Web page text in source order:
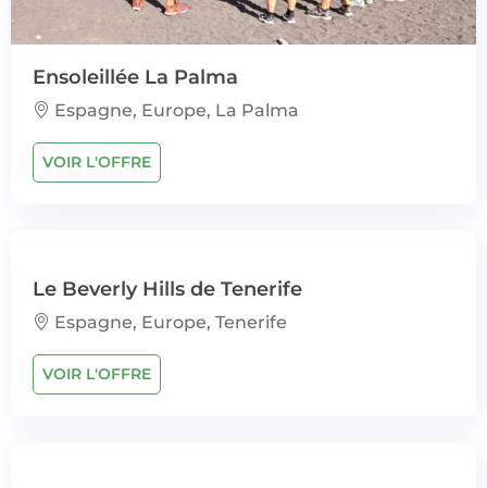
Ensoleillée La Palma
Espagne, Europe, La Palma
VOIR L'OFFRE
Le Beverly Hills de Tenerife
Espagne, Europe, Tenerife
VOIR L'OFFRE